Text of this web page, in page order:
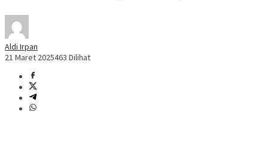
Aldi Irpan
21 Maret 2025463 Dilihat